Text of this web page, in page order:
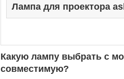
Лампа для проектора
Какую лампу выбрать с
совместимую?